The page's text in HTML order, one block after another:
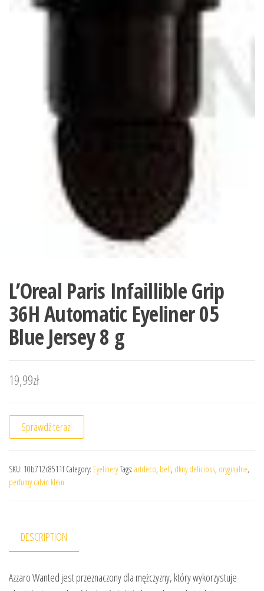
L’Oreal Paris Infaillible Grip
36H Automatic Eyeliner 05
Blue Jersey 8 g
19,99zł
Sprawdź teraz!
SKU: 10b712c8511f Category: EyelineryTags: artdeco, bell, dkny delicious, oryginalne,
perfumy calvin klein
DESCRIPTION
Azzaro Wanted jest przeznaczony dla mężczyzny, który wykorzystuje